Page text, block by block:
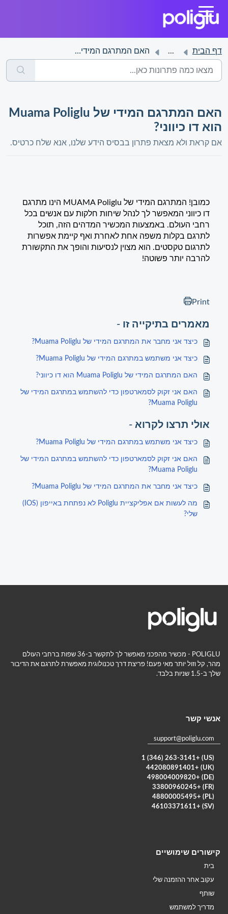
דף הבית ... האם המתרגם המידי של Muama Poliglu הוא דו כיווני?
האם המתרגם המידי של Muama Poliglu
הוא דו כיווני?
אם קראת ולא מצאת פתרון בבסיס הידע שלנו, אנא שלח כרטיס.
כמובן! המתרגם המידי של MUAMA Poliglu הינו מתרגם
דו כיווני המאפשר לך לנהל שיחות חלקות עם אנשים בכל
רחבי העולם. באמצעות המכשיר המדהים הזה, תוכל
לתרגם בקלות משפה אחת לאחרת ואף קיימת אפשרות
לתרגום טקסטים. הוא מצוין לנסיעות והופך את התקשורת
להרבה יותר פשוטה!
Print
מאמרים בתיקייה זו -
כיצד אני מחבר את המתרגם המידי של Muama Poliglu?
כיצד אני משתמש במתרגם המידי של Muama Poliglu?
האם המתרגם המידי של Muama Poliglu הוא דו כיווני?
האם אני זקוק לסמארטפון כדי להשתמש במתרגם המידי של
Muama Poliglu?
אולי תרצו לקרוא -
כיצד אני משתמש במתרגם המידי של Muama Poliglu?
האם אני זקוק לסמארטפון כדי להשתמש במתרגם המידי של
Muama Poliglu?
כיצד אני מחבר את המתרגם המידי של Muama Poliglu?
מה לעשות אם אפליקציית Poliglu לא נפתחת באייפון (IOS)
שלי?
POLIGLU - מכשיר מהפכני מאפשר לך לתקשר ב-36 שפות ברחבי העולם
מהר, קל וזול יותר מאי פעם! פריצת דרך טכנולוגית מאפשרת לתרגם את הדיבור
שלך ב-1.5 שניות בלבד.
אנשי קשר
support@poliglu.com
(US) +1 (346) 263-3141
(UK) +442080891401
(DE) +498004009820
(FR) +33800960245
(PL) +48800005495
(SV) +46103371611
קישורים שימושיים
בית
עקוב אחר ההזמנה שלי
שותף
מדריך למשתמש